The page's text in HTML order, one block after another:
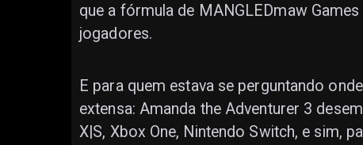
que a fórmula de MANGLEDmaw
jogadores.
E para quem estava se perguntando
extensa: Amanda the Adventurer 3
X|S, Xbox One, Nintendo Switch, e sim,